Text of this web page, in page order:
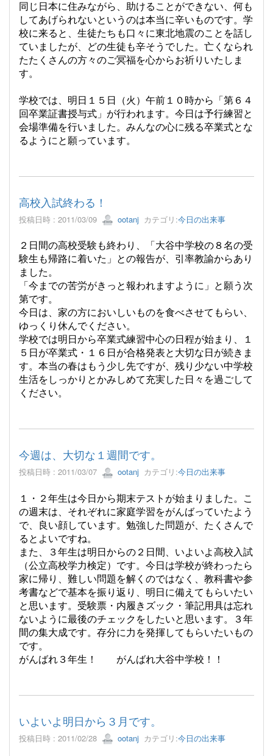
同じ日本に住みながら、助けることができない、何も
してあげられないというのは本当に辛いものです。 学
校に来ると、生徒たちも口々に東北地震のことを話し
ていましたが、どの生徒も辛そうでした。亡くなられ
たたくさんの方々のご冥福を心からお祈りいたしま
す。
学校では、明日１５日（火）午前１０時から「第６４
回卒業証書授与式」が行われます。今日は予行練習と
会場準備を行いました。みんなの心に残る卒業式とな
るようにと願っています。
高校入試終わる！
投稿日時 : 2011/03/09 ootanj カテゴリ:今日の出来事
２日間の高校受験も終わり、「大谷中学校の８名の受
験生も帰路に着いた」との報告が、引率教諭からあり
ました。
「今までの苦労がきっと報われますように」と願う次
第です。
今日は、家の方においしいものを食べさせてもらい、
ゆっくり休んでください。
学校では明日から卒業式練習中心の日程が始まり、１
５日が卒業式・１６日が合格発表と大切な日が続きま
す。本当の春はもう少し先ですが、残り少ない中学校
生活をしっかりとかみしめて充実した日々を過ごして
ください。
今週は、大切な１週間です。
投稿日時 : 2011/03/07 ootanj カテゴリ:今日の出来事
１・２年生は今日から期末テストが始まりました。こ
の週末は、それぞれに家庭学習をがんばっていたよう
で、良い顔しています。勉強した問題が、たくさんで
るとよいですね。
また、３年生は明日からの２日間、いよいよ高校入試
（公立高校学力検定）です。今日は学校が終わったら
家に帰り、難しい問題を解くのではなく、教科書や参
考書などで基本を振り返り、明日に備えてもらいたい
と思います。受験票・内履きズック・筆記用具は忘れ
ないように最後のチェックをしたいと思います。３年
間の集大成です。存分に力を発揮してもらいたいもの
です。
がんばれ３年生！ がんばれ大谷中学校！！
いよいよ明日から３月です。
投稿日時 : 2011/02/28 ootanj カテゴリ:今日の出来事